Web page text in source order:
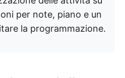
per note, piano e un
la programmazione.